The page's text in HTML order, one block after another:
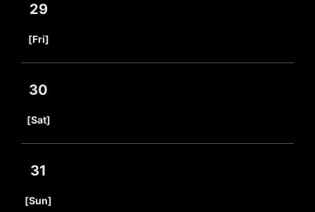
29
[Fri]
30
[Sat]
31
[Sun]